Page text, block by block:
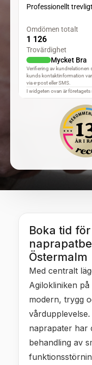
Boka tid för
Östermalm
Med centralt
Agilokliniken
modern, trygg
vårdupplevelse.
naprapater har
behandling av